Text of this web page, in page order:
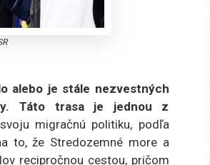
alebo je stále nezvestných
Táto trasa je jednou z
migračnú politiku, podľa
to, že Stredozemné more a
recipročnou cestou, pričom